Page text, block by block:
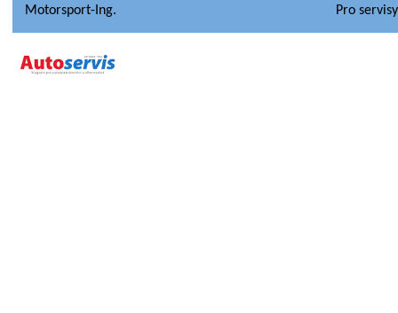
Motorsport-Ing.
Pro servisy